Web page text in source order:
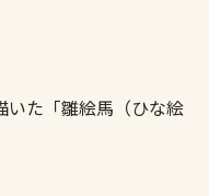
いた「雛絵馬（ひな絵